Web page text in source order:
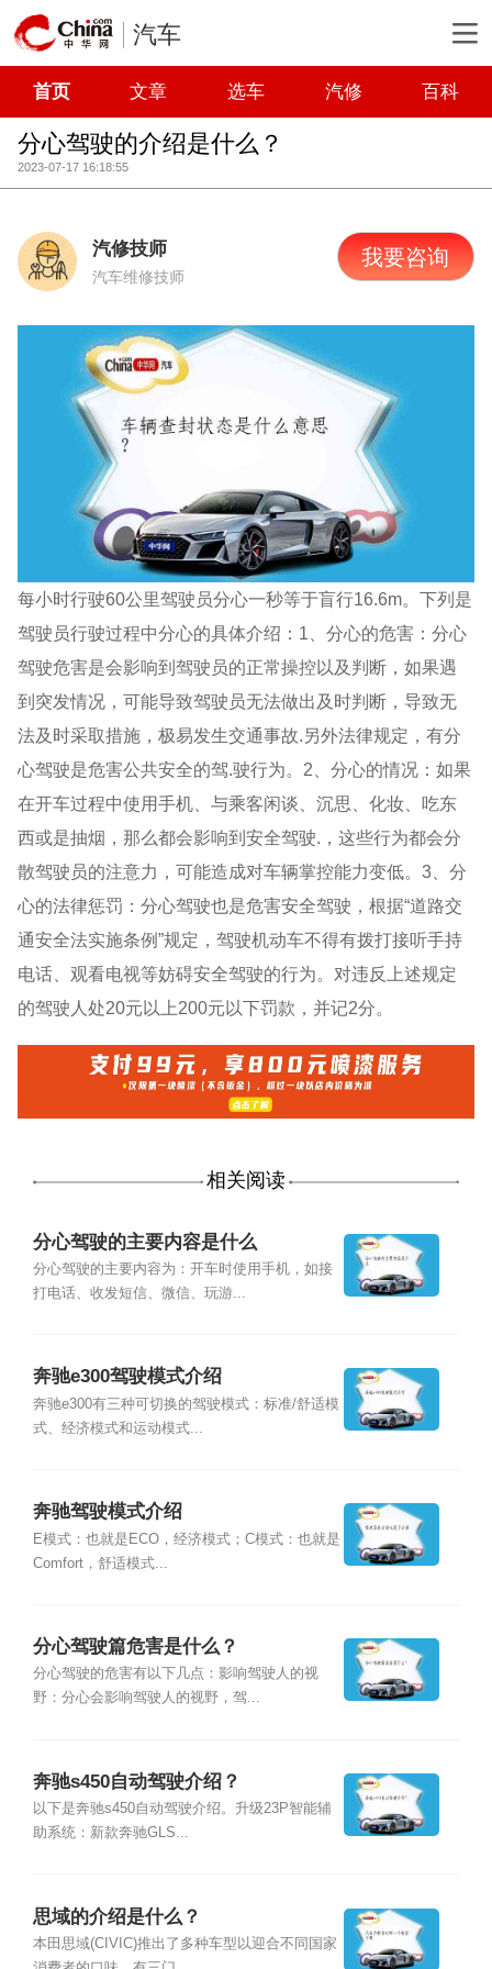
汽车
首页 文章 选车 汽修 百科
分心驾驶的介绍是什么？
2023-07-17 16:18:55
汽修技师
汽车维修技师
我要咨询
每小时行驶60公里驾驶员分心一秒等于盲行16.6m。下列是
驾驶员行驶过程中分心的具体介绍：1、分心的危害：分心
驾驶危害是会影响到驾驶员的正常操控以及判断，如果遇
到突发情况，可能导致驾驶员无法做出及时判断，导致无
法及时采取措施，极易发生交通事故.另外法律规定，有分
心驾驶是危害公共安全的驾.驶行为。2、分心的情况：如果
在开车过程中使用手机、与乘客闲谈、沉思、化妆、吃东
西或是抽烟，那么都会影响到安全驾驶.，这些行为都会分
散驾驶员的注意力，可能造成对车辆掌控能力变低。3、分
心的法律惩罚：分心驾驶也是危害安全驾驶，根据“道路交
通安全法实施条例”规定，驾驶机动车不得有拨打接听手持
电话、观看电视等妨碍安全驾驶的行为。对违反上述规定
的驾驶人处20元以上200元以下罚款，并记2分。
相关阅读
分心驾驶的主要内容是什么
分心驾驶的主要内容为：开车时使用手机，如接
打电话、收发短信、微信、玩游...
奔驰e300驾驶模式介绍
奔驰e300有三种可切换的驾驶模式：标准/舒适模
式、经济模式和运动模式...
奔驰驾驶模式介绍
E模式：也就是ECO，经济模式；C模式：也就是
Comfort，舒适模式...
分心驾驶篇危害是什么？
分心驾驶的危害有以下几点：影响驾驶人的视
野：分心会影响驾驶人的视野，驾...
奔驰s450自动驾驶介绍？
以下是奔驰s450自动驾驶介绍。升级23P智能辅
助系统：新款奔驰GLS...
思域的介绍是什么？
本田思域(CIVIC)推出了多种车型以迎合不同国家